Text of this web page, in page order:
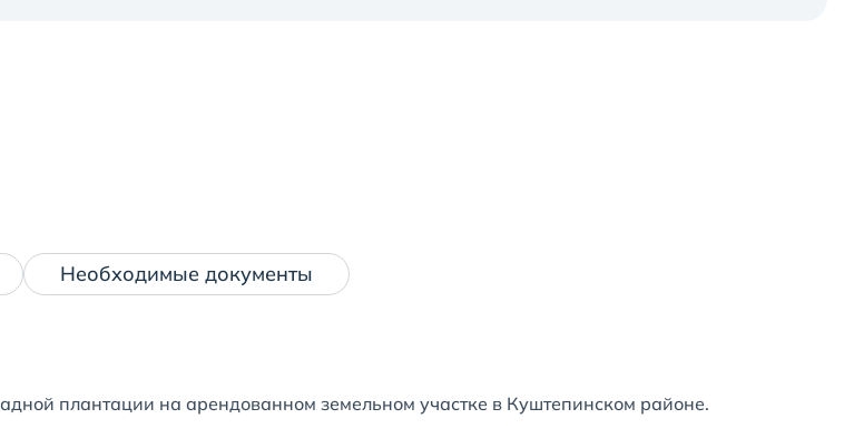
Необходимые документы
плантации на арендованном земельном участке в Куштепинском районе.